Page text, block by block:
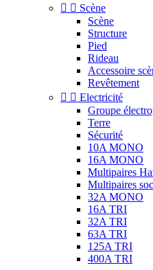
  Scène
Scène
Structure
Pied
Rideau
Accessoire
Revêtement
  Electricité
Groupe
Terre
Sécurité
10A MONO
16A MONO
Multipaires
Multipaires
32A MONO
16A TRI
32A TRI
63A TRI
125A TRI
400A TRI